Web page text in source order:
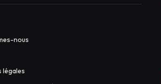
nous
légales